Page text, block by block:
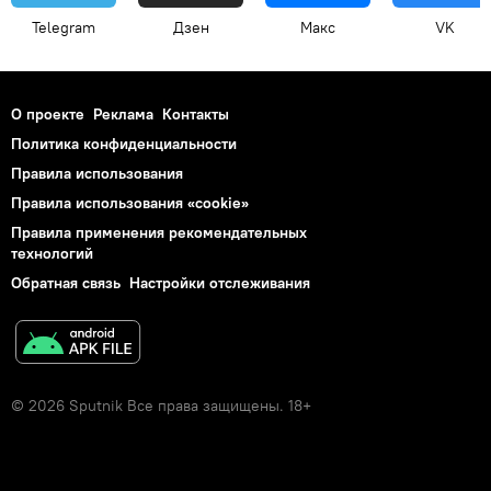
Telegram Дзен Макс VK
О проекте Реклама Контакты
Политика конфиденциальности
Правила использования
Правила использования «cookie»
Правила применения рекомендательных
технологий
Обратная связь Настройки отслеживания
© 2026 Sputnik Все права защищены. 18+